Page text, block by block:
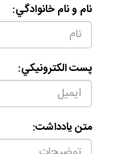
نام و نام خانوادگي:
پست الكترونيكي:
متن يادداشت: